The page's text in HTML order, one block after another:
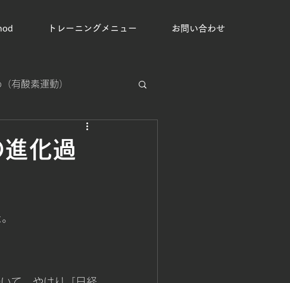
トレーニングメニュー お問い合わせ
有酸素運動）
集中処理能力強化
化過